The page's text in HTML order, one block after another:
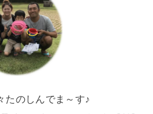
たのしんでま～す♪